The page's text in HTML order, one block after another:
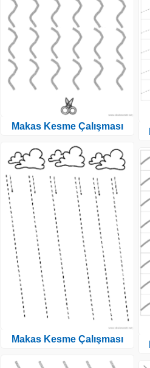
Makas Kesme Çalışması
Makas Kesme Çalışması